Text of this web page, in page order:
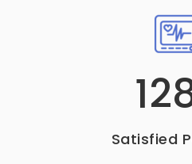
Satisfied